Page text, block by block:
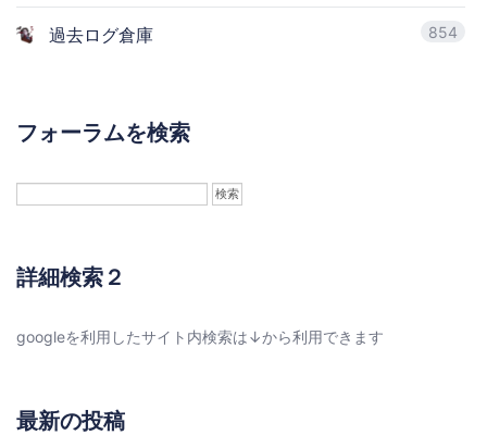
過去ログ倉庫 854
フォーラムを検索
詳細検索２
googleを利用したサイト内検索は↓から利用できます
最新の投稿